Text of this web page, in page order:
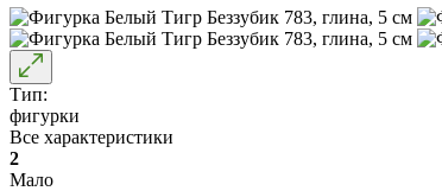
Тип:
фигурки
Все характеристики
2
Мало